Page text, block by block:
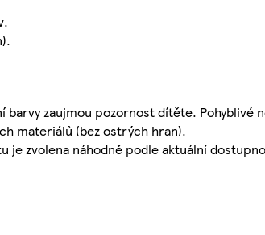
zaujmou pozornost dítěte. Pohyblivé
materiálů (bez ostrých hran).
je zvolena náhodně podle aktuální